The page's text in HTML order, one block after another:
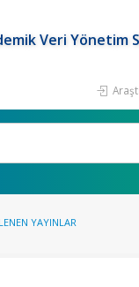
Veri Yönetim
YAYINLAR